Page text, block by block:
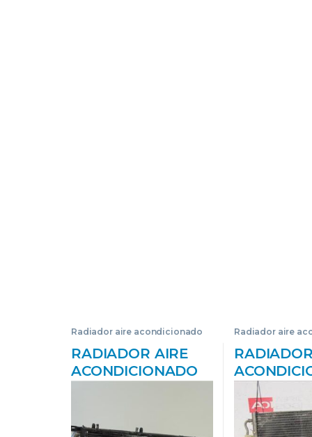
Radiador aire acondicionado
RADIADOR AIRE
ACONDICIONADO
CDTI Z 13 DT Z13DT
Radiador aire
OPEL
BERLINA
1.7 CDTI